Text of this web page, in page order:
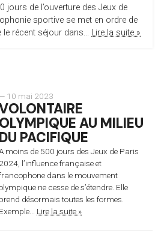
jours de l’ouverture des Jeux de
sportive se met en ordre de
le récent séjour dans... Lire la suite »
— 10 mai 2023
OLYMPIQUE AU MILIEU
DU PACIFIQUE
moins de 500 jours des Jeux de Paris
2024, l’influence française et
dans le mouvement
ne cesse de s’étendre. Elle
prend désormais toutes les formes.
Exemple... Lire la suite »